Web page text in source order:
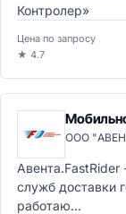
Контролер»
Цена по запросу
★ 4.7
ООО
служб доставки
работаю...